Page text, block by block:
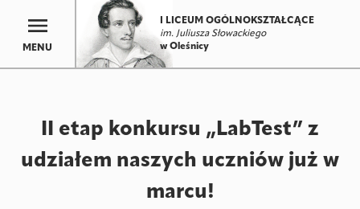
MENU
I LICEUM OGÓLNOKSZTAŁCĄCE
im. Juliusza Słowackiego
w Oleśnicy
II etap konkursu „LabTest” z
udziałem naszych uczniów już w
marcu!